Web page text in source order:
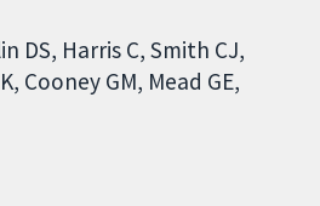
DS Harris C Smith CJ
Cooney GM Mead GE